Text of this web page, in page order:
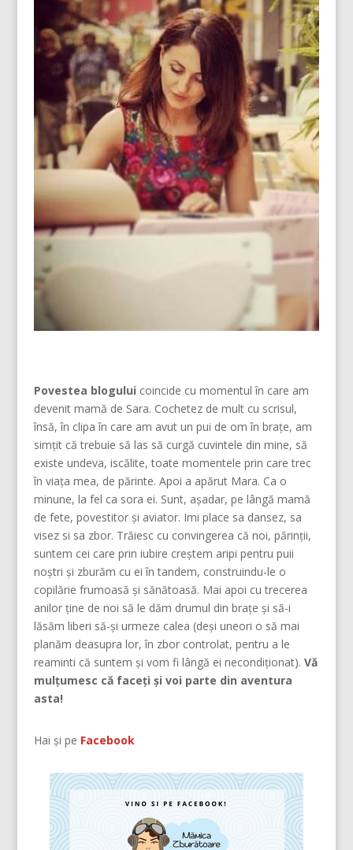
Povestea blogului coincide cu momentul în care am
devenit mamă de Sara. Cochetez de mult cu scrisul,
însă, în clipa în care am avut un pui de om în brațe, am
simțit că trebuie să las să curgă cuvintele din mine, să
existe undeva, iscălite, toate momentele prin care trec
în viața mea, de părinte. Apoi a apărut Mara. Ca o
minune, la fel ca sora ei. Sunt, așadar, pe lângă mamă
de fete, povestitor și aviator. Imi place sa dansez, sa
visez si sa zbor. Trăiesc cu convingerea că noi, părinţii,
suntem cei care prin iubire creştem aripi pentru puii
noştri şi zburăm cu ei în tandem, construindu-le o
copilărie frumoasă şi sănătoasă. Mai apoi cu trecerea
anilor ține de noi să le dăm drumul din braţe și să-i
lăsăm liberi să-și urmeze calea (deşi uneori o să mai
planăm deasupra lor, în zbor controlat, pentru a le
reaminti că suntem şi vom fi lângă ei necondiţionat). Vă
mulțumesc că faceți și voi parte din aventura
asta!
Hai și pe Facebook